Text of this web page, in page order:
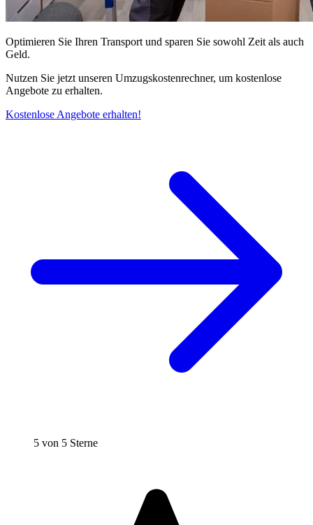
Optimieren Sie Ihren Transport und sparen Sie sowohl Zeit als auch
Geld.
Nutzen Sie jetzt unseren Umzugskostenrechner, um kostenlose
Angebote zu erhalten.
Kostenlose Angebote erhalten!
5 von 5 Sterne